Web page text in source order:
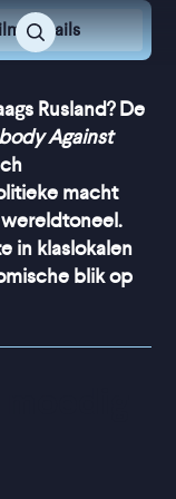
Details
Rusland? De
Against
macht
in klaslokalen
blik op